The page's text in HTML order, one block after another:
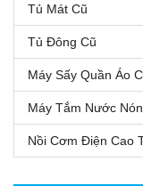
Tủ Mát Cũ
Tủ Đông Cũ
Máy Sấy Quần Áo
Máy Tắm Nước
Nồi Cơm Điện Cao